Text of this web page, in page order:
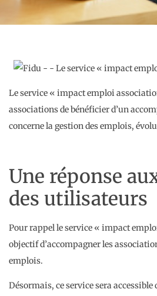
Le service « impact emploi
associations de bénéficier d’un
concerne la gestion des emplois,
Une réponse
des utilisateurs
Pour rappel le service « impact
objectif d’accompagner les
emplois.
Désormais, ce service sera